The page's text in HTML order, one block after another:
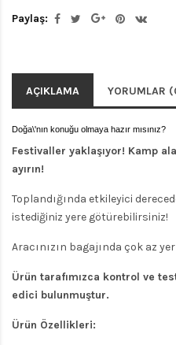
Paylaş:
AÇIKLAMA YORUMLAR
Doğa\'nın konuğu olmaya hazır mısınız?
Festivaller yaklaşıyor! Kamp
ayırın!
Toplandığında etkileyici
istediğiniz yere götürebilirsiniz!
Aracınızın bagajında çok az
Ürün tarafımızca kontrol ve
edici bulunmuştur.
Ürün Özellikleri: